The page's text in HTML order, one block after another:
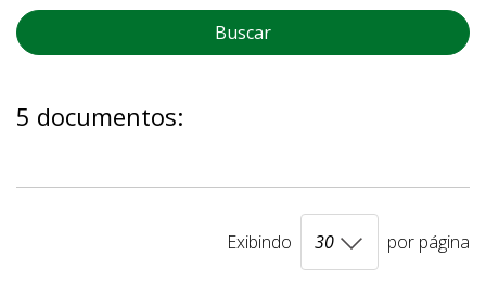
Buscar
5 documentos:
Exibindo por página